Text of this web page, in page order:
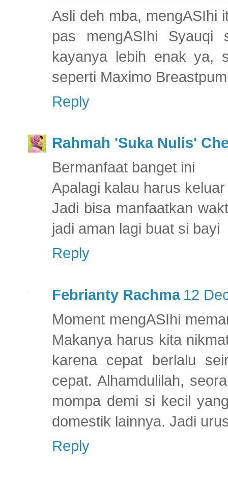
Asli deh mba, mengASIhi
pas mengASIhi Syauqi
kayanya lebih enak ya,
seperti Maximo
Reply
Rahmah 'Suka Nulis'
Bermanfaat banget ini
Apalagi kalau harus
Jadi bisa manfaatkan
jadi aman lagi buat si bayi
Reply
Febrianty Rachma 12
Moment mengASIhi
Makanya harus kita
karena cepat berlalu
cepat. Alhamdulilah,
mompa demi si kecil
domestik lainnya. Jadi
Reply